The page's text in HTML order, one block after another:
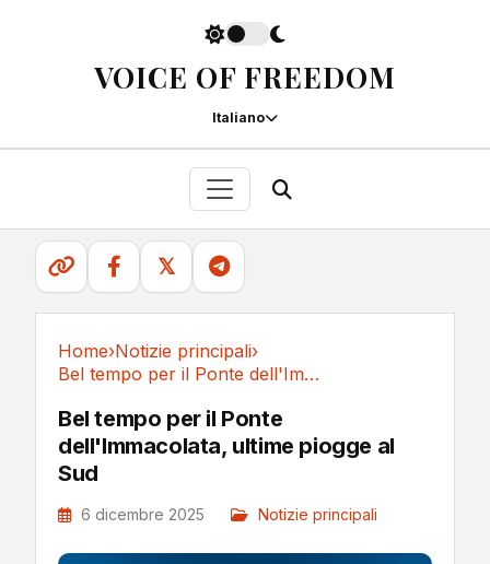
VOICE OF FREEDOM
Italiano
𝕏
Home›Notizie principali›
Bel tempo per il Ponte dell'Immacolata, ultime...
Bel tempo per il Ponte
dell'Immacolata, ultime piogge al
Sud
6 dicembre 2025 Notizie principali